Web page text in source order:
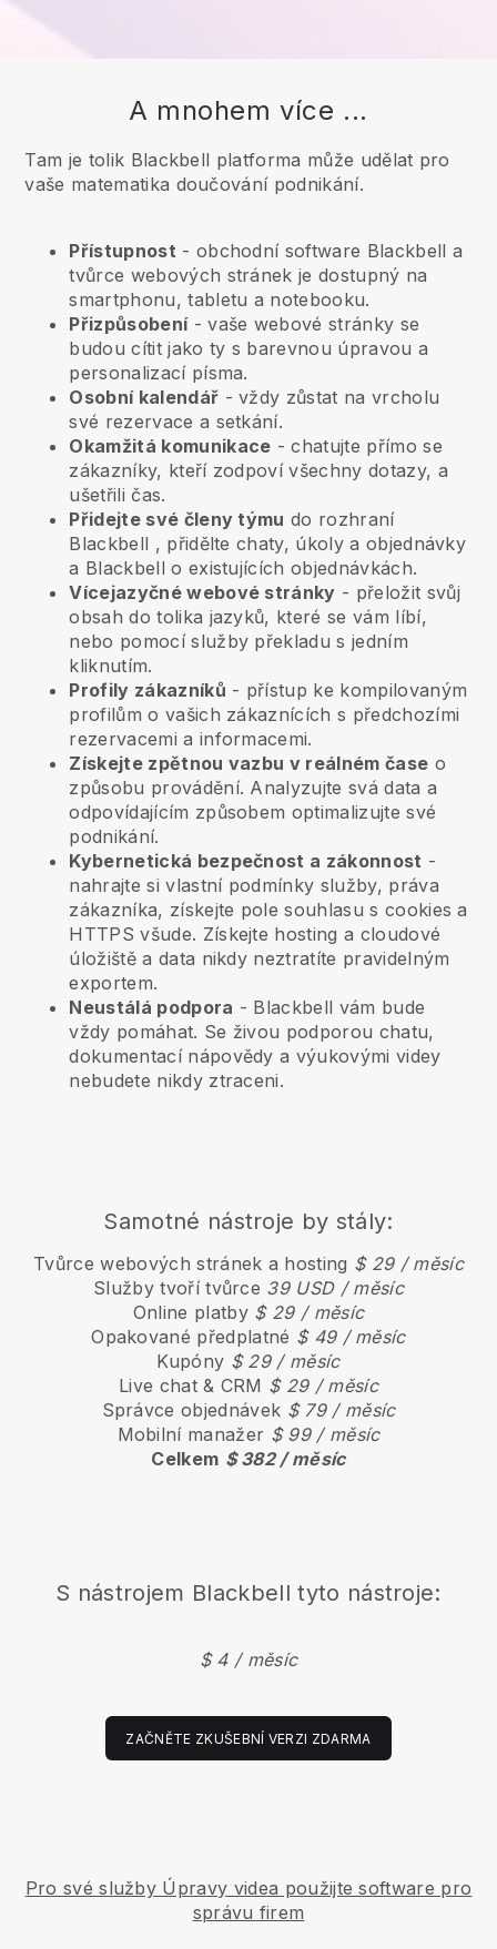
A mnohem více ...
Tam je tolik Blackbell platforma může udělat pro
vaše matematika doučování podnikání.
Přístupnost - obchodní software Blackbell a
tvůrce webových stránek je dostupný na
smartphonu, tabletu a notebooku.
Přizpůsobení- vaše webové stránky se
budou cítit jako ty s barevnou úpravou a
personalizací písma.
Osobní kalendář - vždy zůstat na vrcholu
své rezervace a setkání.
Okamžitá komunikace - chatujte přímo se
zákazníky, kteří zodpoví všechny dotazy, a
ušetřili čas.
Přidejte své členy týmu do rozhraní
Blackbell , přidělte chaty, úkoly a objednávky
a Blackbell o existujících objednávkách.
Vícejazyčné webové stránky - přeložit svůj
obsah do tolika jazyků, které se vám líbí,
nebo pomocí služby překladu s jedním
kliknutím.
Profily zákazníků - přístup ke kompilovaným
profilům o vašich zákaznících s předchozími
rezervacemi a informacemi.
Získejte zpětnou vazbu v reálném čase o
způsobu provádění. Analyzujte svá data a
odpovídajícím způsobem optimalizujte své
podnikání.
Kybernetická bezpečnost a zákonnost -
nahrajte si vlastní podmínky služby, práva
zákazníka, získejte pole souhlasu s cookies a
HTTPS všude. Získejte hosting a cloudové
úložiště a data nikdy neztratíte pravidelným
exportem.
Neustálá podpora - Blackbell vám bude
vždy pomáhat. Se živou podporou chatu,
dokumentací nápovědy a výukovými videy
nebudete nikdy ztraceni.
Samotné nástroje by stály:
Tvůrce webových stránek a hosting $ 29 / měsíc
Služby tvoří tvůrce 39 USD / měsíc
Online platby $ 29 / měsíc
Opakované předplatné $ 49 / měsíc
Kupóny $ 29 / měsíc
Live chat & CRM $ 29 / měsíc
Správce objednávek $ 79 / měsíc
Mobilní manažer $ 99 / měsíc
Celkem $ 382 / měsíc
S nástrojem Blackbell tyto nástroje:
$ 4 / měsíc
ZAČNĚTE ZKUŠEBNÍ VERZI ZDARMA
Pro své služby Úpravy videa použijte software pro
správu firem